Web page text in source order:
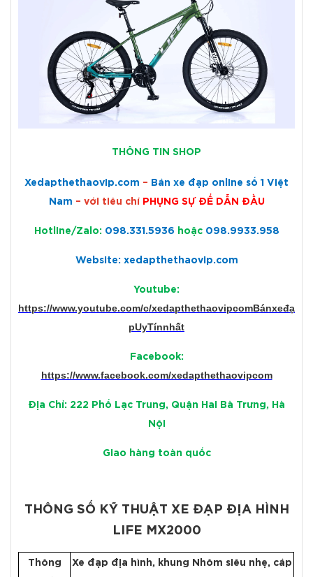
THÔNG TIN SHOP
Xedapthethaovip.com – Bán xe đạp online số 1 Việt
Nam – với tiêu chí PHỤNG SỰ ĐỂ DẪN ĐẦU
Hotline/Zalo: 098.331.5936 hoặc 098.9933.958
Website: xedapthethaovip.com
Youtube:
https://www.youtube.com/c/xedapthethaovipcomBánxeđạ
pUyTínnhất
Facebook:
https://www.facebook.com/xedapthethaovipcom
Địa Chỉ: 222 Phố Lạc Trung, Quận Hai Bà Trưng, Hà
Nội
Giao hàng toàn quốc
THÔNG SỐ KỸ THUẬT XE ĐẠP ĐỊA HÌNH
LIFE MX2000
Thông Xe đạp địa hình, khung Nhôm siêu nhẹ, cáp